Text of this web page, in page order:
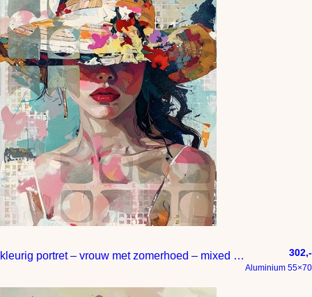
kleurig portret – vrouw met zomerhoed – mixed media 302,-
Aluminium 55×70